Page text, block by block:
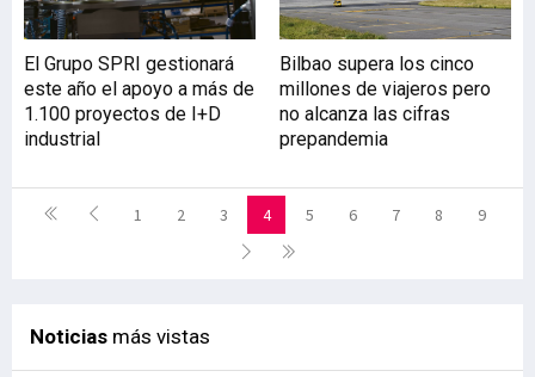
El Grupo SPRI gestionará
este año el apoyo a más de
1.100 proyectos de I+D
industrial
Bilbao supera los cinco
millones de viajeros pero
no alcanza las cifras
prepandemia
1 2 3 4 5 6 7 8 9
Noticias más vistas